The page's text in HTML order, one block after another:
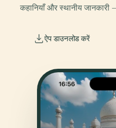
कहानियाँ और स्थानीय
ऐप डाउनलोड करें